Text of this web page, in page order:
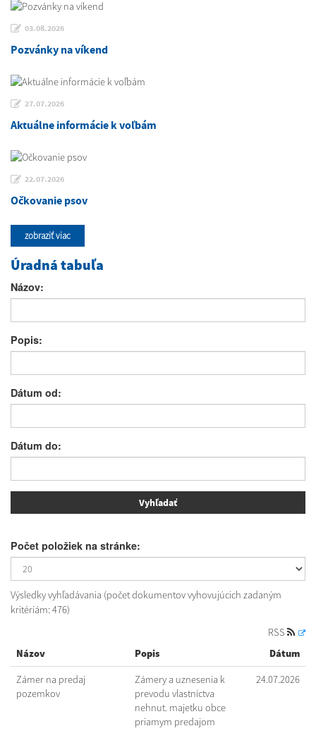
03.08.2026
Pozvánky na víkend
27.07.2026
Aktuálne informácie k voľbám
22.07.2026
Očkovanie psov
zobraziť viac
Úradná tabuľa
Názov:
Popis:
Dátum od:
Dátum do:
Počet položiek na stránke:
Výsledky vyhľadávania (počet dokumentov vyhovujúcich zadaným
kritériám: 476)
RSS
Názov
Popis Dátum
Zámer na predaj
pozemkov
Zámery a uznesenia k
prevodu vlastníctva
nehnut. majetku obce
priamym predajom
24.07.2026